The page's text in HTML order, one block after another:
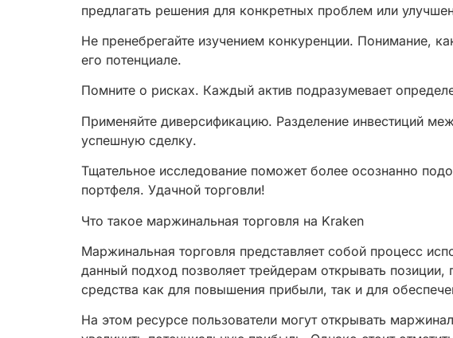
предлагать решения для конкретных проблем или
Не пренебрегайте изучением конкуренции. Понимание,
его потенциале.
Помните о рисках. Каждый актив подразумевает
Применяйте диверсификацию. Разделение инвестиций
успешную сделку.
Тщательное исследование поможет более осознанно
портфеля. Удачной торговли!
Что такое маржинальная торговля на Kraken
Маржинальная торговля представляет собой процесс
данный подход позволяет трейдерам открывать
средства как для повышения прибыли, так и для
На этом ресурсе пользователи могут открывать